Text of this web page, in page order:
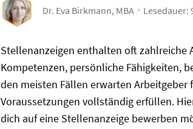
Dr. Eva Birkmann, MBA Lesedauer:
Stellenanzeigen enthalten oft zahlreiche
Kompetenzen, persönliche Fähigkeiten,
den meisten Fällen erwarten
Voraussetzungen vollständig erfüllen.
dich auf eine Stellenanzeige bewerben